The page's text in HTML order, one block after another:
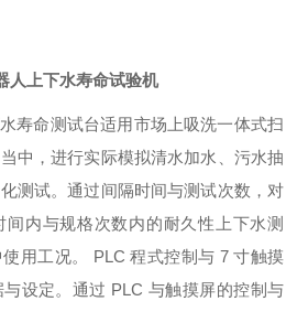
人上下水寿命试验机
命测试台适用市场上吸洗一体式扫
中，进行实际模拟清水加水、污水抽
测试。通过间隔时间与测试次数，对
间内与规格次数内的耐久性上下水测
用工况。 PLC 程式控制与 7 寸触摸
设定。通过 PLC 与触摸屏的控制与